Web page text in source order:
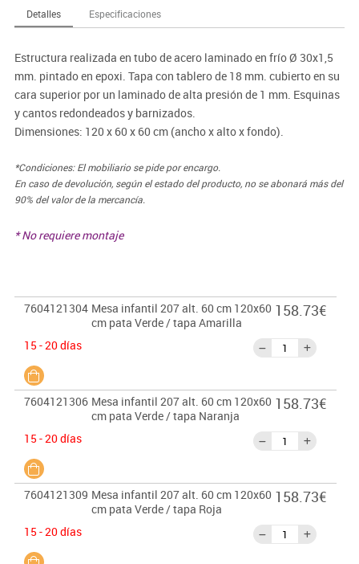
Detalles Especificaciones
Estructura realizada en tubo de acero laminado en frío Ø 30x1,5
mm. pintado en epoxi. Tapa con tablero de 18 mm. cubierto en su
cara superior por un laminado de alta presión de 1 mm. Esquinas
y cantos redondeados y barnizados.
Dimensiones: 120 x 60 x 60 cm (ancho x alto x fondo).
*Condiciones: El mobiliario se pide por encargo.
En caso de devolución, según el estado del producto, no se abonará más del
90% del valor de la mercancía.
* No requiere montaje
7604121304 Mesa infantil 207 alt. 60 cm 120x60
cm pata Verde / tapa Amarilla
15 - 20 días
158.73€
7604121306 Mesa infantil 207 alt. 60 cm 120x60
cm pata Verde / tapa Naranja
15 - 20 días
158.73€
7604121309 Mesa infantil 207 alt. 60 cm 120x60
cm pata Verde / tapa Roja
15 - 20 días
158.73€